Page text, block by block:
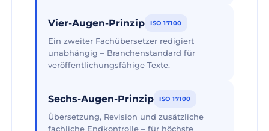
Vier-Augen-Prinzip ISO 17100
Ein zweiter Fachübersetzer redigiert
unabhängig – Branchenstandard für
veröffentlichungsfähige Texte.
Sechs-Augen-Prinzip ISO 17100
Übersetzung, Revision und zusätzliche
fachliche Endkontrolle – für höchste